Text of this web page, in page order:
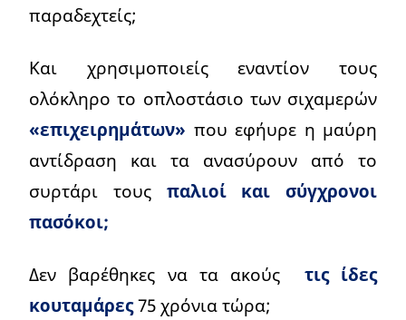
παραδεχτείς;
Και χρησιμοποιείς εναντίον τους
ολόκληρο το οπλοστάσιο των σιχαμερών
«επιχειρημάτων» που εφήυρε η μαύρη
αντίδραση και τα ανασύρουν από το
συρτάρι τους παλιοί και σύγχρονοι
πασόκοι;
Δεν βαρέθηκες να τα ακούς τις ίδες
κουταμάρες75 χρόνια τώρα;